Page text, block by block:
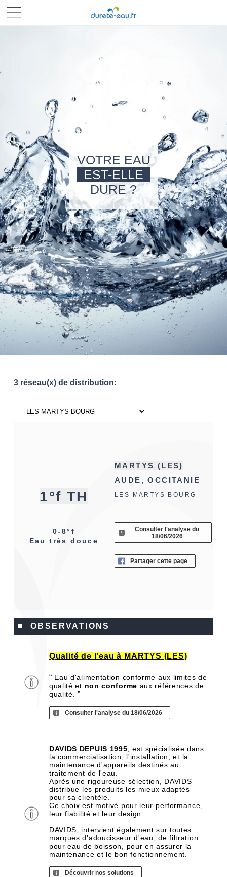
VOTRE EAU
EST-ELLE
DURE ?
3 réseau(x) de distribution:
1°f TH
0-8°f
Eau très douce
MARTYS (LES)
AUDE, OCCITANIE
LES MARTYS BOURG
Consulter l'analyse du
18/06/2026
Partager cette page
■ OBSERVATIONS
Qualité de l'eau à MARTYS (LES)
“ Eau d'alimentation conforme aux limites de
qualité et non conforme aux références de
qualité.”
Consulter l'analyse du 18/06/2026
DAVIDS DEPUIS 1995 , est spécialisée dans
la commercialisation, l'installation, et la
maintenance d'appareils destinés au
traitement de l'eau.
Après une rigoureuse sélection, DAVIDS
distribue les produits les mieux adaptés
pour sa clientèle.
Ce choix est motivé pour leur performance,
leur fiabilité et leur design.
DAVIDS, intervient également sur toutes
marques d'adoucisseur d'eau, de filtration
pour eau de boisson, pour en assurer la
maintenance et le bon fonctionnement.
Découvrir nos solutions